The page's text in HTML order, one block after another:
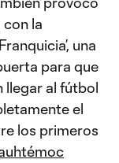
la
una
para que
llegar al fútbol
el
los primeros